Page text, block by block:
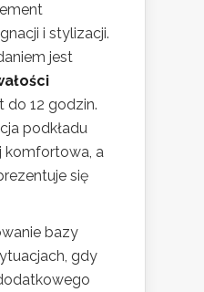
i stylizacji.
jest
do 12 godzin.
podkładu
komfortowa, a
się
bazy
gdy